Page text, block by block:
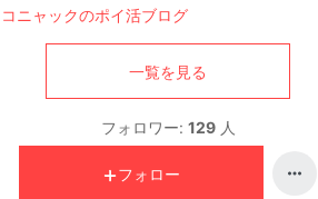
コニャックのポイ活ブログ
一覧を見る
フォロワー: 129 人
フォロー